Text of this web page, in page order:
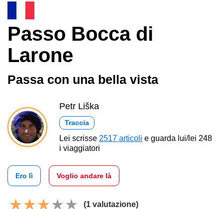
Passo Bocca di
Larone
Passa con una bella vista
Petr Liška
Traccia
Lei scrisse 2517 articoli e guarda lui/lei 248
i viaggiatori
Ero lì Voglio andare là
(1 valutazione)